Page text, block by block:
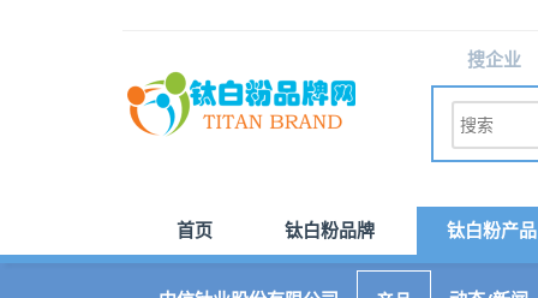
搜企业
首页 钛白粉品牌 钛白粉产品